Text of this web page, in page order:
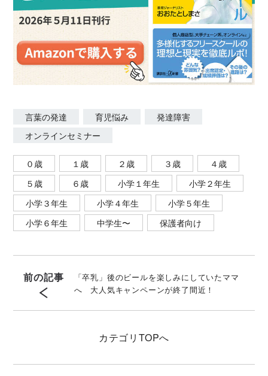
言葉の発達 育児悩み
発達障害
オンラインセミナー
０歳 １歳 ２歳 ３歳
４歳
５歳
６歳 小学１年生
小学２年生
小学３年生
小学４年生
小学５年生
小学６年生
中学生〜 保護者向け
前の記事
「卒乳」後のビールを楽しみにしていたママ
へ 大人気キャンペーンが終了間近！
カテゴリ TOPへ